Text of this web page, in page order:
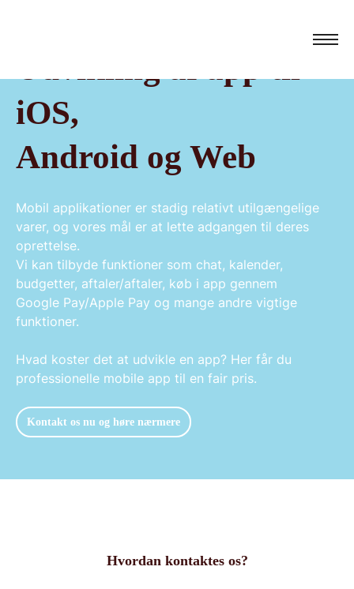
iOS,
Android og Web
Mobil applikationer er stadig relativt utilgængelige
varer, og vores mål er at lette adgangen til deres
oprettelse.
Vi kan tilbyde funktioner som chat, kalender,
budgetter, aftaler/aftaler, køb i app gennem
Google Pay/Apple Pay og mange andre vigtige
funktioner.
Hvad koster det at udvikle en app? Her får du
professionelle mobile app til en fair pris.
Kontakt os nu og høre nærmere
Hvordan kontaktes os?